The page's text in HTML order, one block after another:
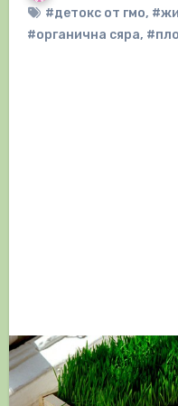
#детокс от гмо,
#органична сяра,